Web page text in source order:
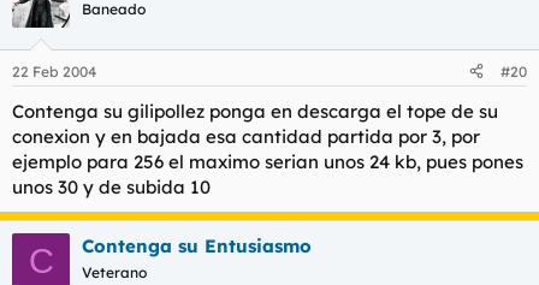
Baneado
22 Feb 2004 #20
Contenga su gilipollez ponga en descarga el tope de su
conexion y en bajada esa cantidad partida por 3, por
ejemplo para 256 el maximo serian unos 24 kb, pues pones
unos 30 y de subida 10
C Contenga su Entusiasmo
Veterano